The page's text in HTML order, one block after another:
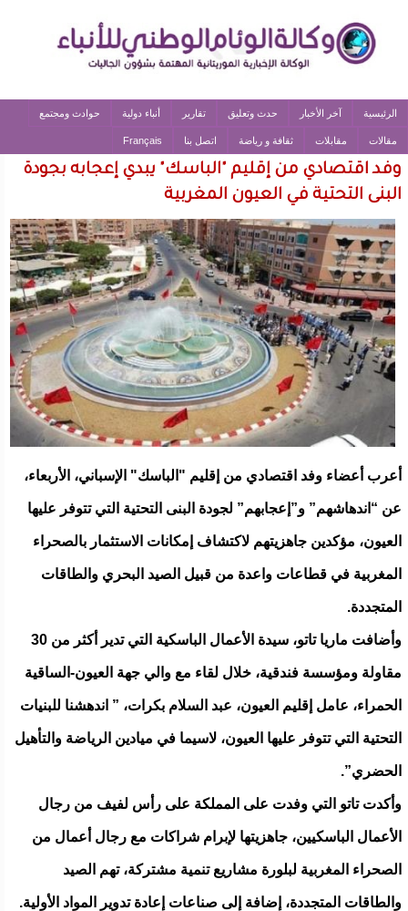
الرئيسية آخر الأخبار حدث وتعليق تقارير أنباء دولية حوادث ومجتمع
مقالات مقابلات ثقافة و رياضة اتصل بنا Français
وفد اقتصادي من إقليم "الباسك" يبدي إعجابه بجودة
البنى التحتية في العيون المغربية
أعرب أعضاء وفد اقتصادي من إقليم "الباسك" الإسباني، الأربعاء،
عن “اندهاشهم” و”إعجابهم” لجودة البنى التحتية التي تتوفر عليها
العيون، مؤكدين جاهزيتهم لاكتشاف إمكانات الاستثمار بالصحراء
المغربية في قطاعات واعدة من قبيل الصيد البحري والطاقات
المتجددة.
وأضافت ماريا تاتو، سيدة الأعمال الباسكية التي تدير أكثر من 30
مقاولة ومؤسسة فندقية، خلال لقاء مع والي جهة العيون-الساقية
الحمراء، عامل إقليم العيون، عبد السلام بكرات، ” اندهشنا للبنيات
التحتية التي تتوفر عليها العيون، لاسيما في ميادين الرياضة والتأهيل
الحضري”.
وأكدت تاتو التي وفدت على المملكة على رأس لفيف من رجال
الأعمال الباسكيين، جاهزيتها لإبرام شراكات مع رجال أعمال من
الصحراء المغربية لبلورة مشاريع تنمية مشتركة، تهم الصيد
والطاقات المتجددة، إضافة إلى صناعات إعادة تدوير المواد الأولية.